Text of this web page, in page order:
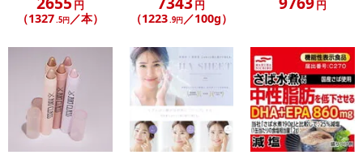
配送伝票番号がマイページに表示されない場合もございます。予
発送日カレンダー
円
（1327.5円／本）
円
（1223.9円／100g）
円